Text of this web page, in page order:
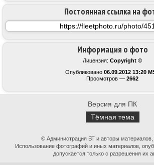
Информация о фото
Лицензия: Copyright ©
Опубликовано 06.09.2012 13:20
Просмотров — 2662
Постоянная ссылка на
Версия для ПК
Тёмная тема
© Администрация ВТ и авторы
Использование фотографий и иных материалов,
допускается только с разрешения их